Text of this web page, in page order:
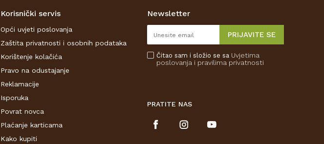
Korisnički servis
Opći uvjeti poslovanja
Zaštita privatnosti i osobnih podataka
Korištenje kolačića
Pravo na odustajanje
Reklamacije
Isporuka
Povrat novca
Plaćanje karticama
Kako kupiti
Newsletter
PRIJAVITE SE
Čitao sam i složio se sa Uvjetima
poslovanja i pravilima privatnosti
PRATITE NAS